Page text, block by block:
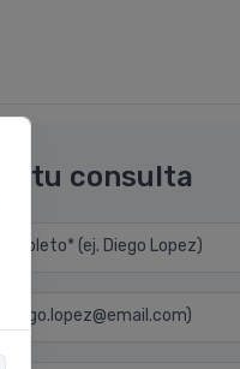
tu consulta
(ej. Diego Lopez)
diego.lopez@email.com)